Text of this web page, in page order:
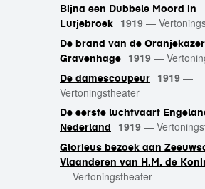
Bijna een Dubbele Moord in
Lutjebroek
1919 —
De brand van de
Gravenhage
1919 —
De damescoupeur 1919 —
Vertoningstheater
De eerste luchtvaart
Nederland
1919 —
Glorieus bezoek aan
Vlaanderen van H.M. de
— Vertoningstheater